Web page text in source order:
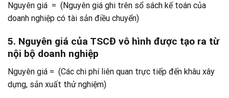
Nguyên giá = (Nguyên giá ghi trên sổ sách kế toán của
doanh nghiệp có tài sản điều chuyển)
5. Nguyên giá của TSCĐ vô hình được tạo ra từ
nội bộ doanh nghiệp
Nguyên giá = (Các chi phí liên quan trực tiếp đến khâu xây
dựng, sản xuất thử nghiệm)